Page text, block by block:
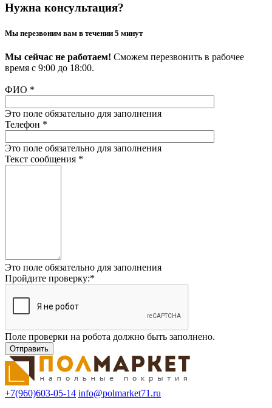
Нужна консультация?
Мы перезвоним вам в течении 5 минут
Мы сейчас не работаем! Сможем перезвонить в рабочее
время с 9:00 до 18:00.
ФИО *
Это поле обязательно для заполнения
Телефон *
Это поле обязательно для заполнения
Текст сообщения *
Это поле обязательно для заполнения
Пройдите проверку:*
Поле проверки на робота должно быть заполнено.
+7(960)603-05-14 info@polmarket71.ru